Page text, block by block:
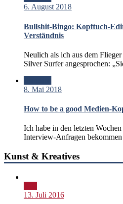
6. August 2018
Bullshit-Bingo: Kopftuch-
Verständnis
Neulich als ich aus dem
Silver Surfer angesprochen:
8. Mai 2018
How to be a good Medien-
Ich habe in den letzten
Interview-Anfragen
Kunst & Kreatives
13. Juli 2016